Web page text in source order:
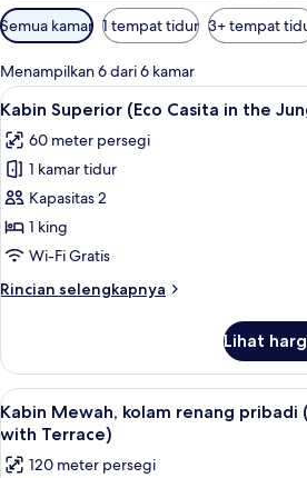
Filter
tersedia
untuk
kamar
Semua kamar 1 tempat tidur 3+ tempat
Menampilkan 6 dari 6 kamar
Lihat
semua
foto
untuk
Kabin
Superior
(Eco
in
Kabin
14
Kabin Superior (Eco Casita in the
60 meter persegi
1 kamar tidur
Kapasitas 2
1 king
Wi-Fi Gratis
Rincian selengkapnya
Rincian
Kabin
Superior
(Eco
Casita
the
Lihat
Lihat
semua
foto
Kabin
16
Kabin Mewah, kolam renang pribadi
with Terrace)
120 meter persegi